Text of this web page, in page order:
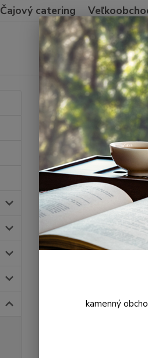
Čajový catering
Úvod Čína Zelený čaj
HuoShan
Novinka
kamenný